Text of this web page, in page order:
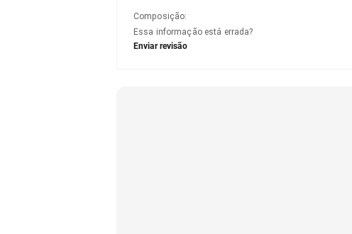
Composição:
Essa informação está errada?
Enviar revisão